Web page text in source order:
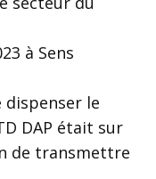
à Sens
dispenser le
DAP était sur
de transmettre